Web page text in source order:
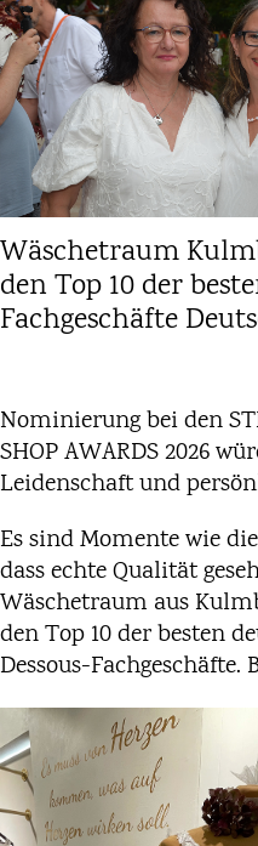
Wäschetraum
den Top 10 der
Fachgeschäfte
Nominierung bei den
SHOP AWARDS 2026
Leidenschaft und
Es sind Momente wie
dass echte Qualität
Wäschetraum aus
den Top 10 der besten
Dessous-Fachgeschäfte.